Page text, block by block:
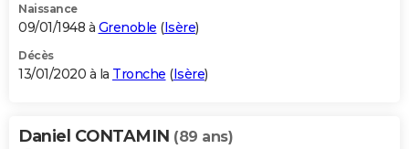
Naissance
09/01/1948 à Grenoble (Isère)
Décès
13/01/2020 à la Tronche (Isère)
Daniel CONTAMIN (89 ans)